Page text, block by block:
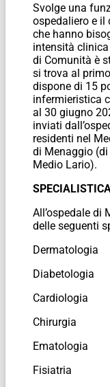
Svolge una
ospedaliero e il
che hanno
intensità clinica
di Comunità è
si trova al
dispone di 15
infermieristica
al 30 giugno
inviati
residenti nel
di Menaggio
Medio Lario).
All’ospedale di
delle seguenti
Dermatologia
Diabetologia
Cardiologia
Chirurgia
Ematologia
Fisiatria